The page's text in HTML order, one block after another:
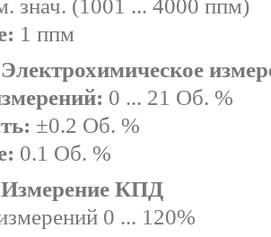
знач. (1001 ... 4000 ппм)
1 ппм
0 ... 21 Об. %
±0.2 Об. %
0.1 Об. %
КПД
0 ... 120%